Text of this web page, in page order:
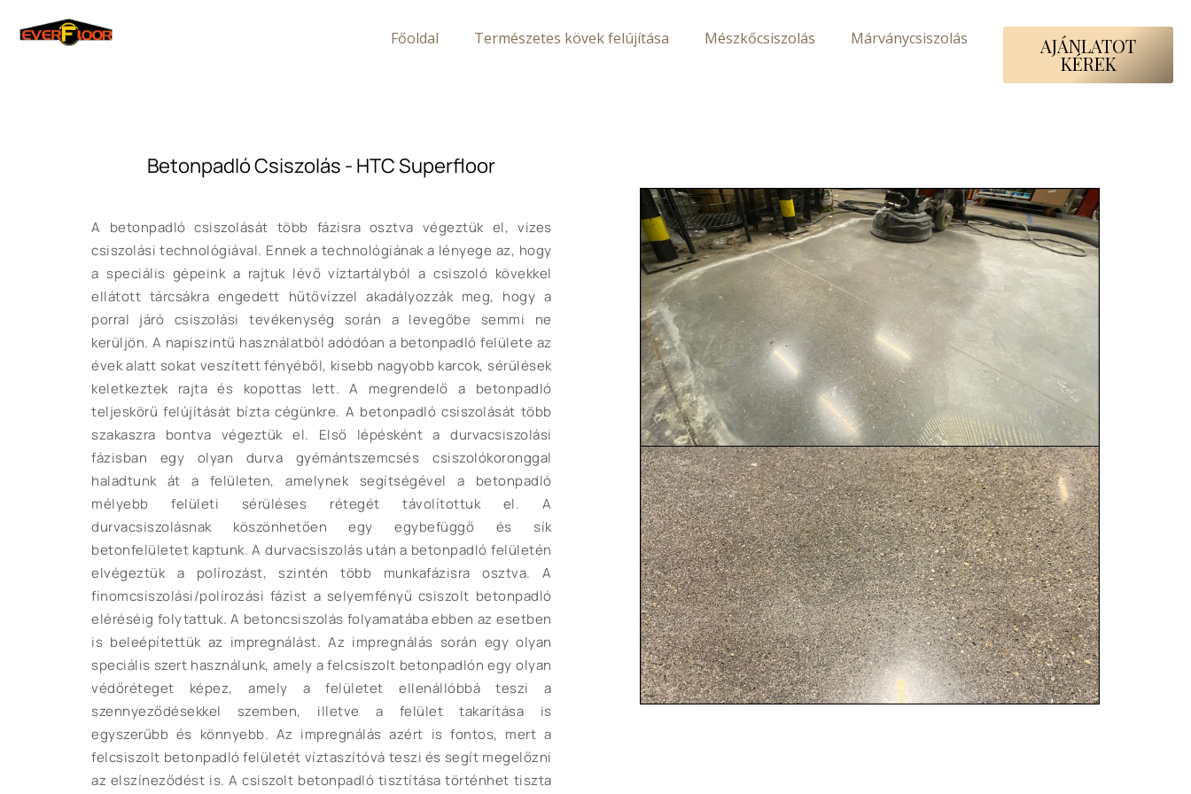
Főoldal Természetes kövek felújítása Mészkőcsiszolás Márványcsiszolás AJÁNLATOT
KÉREK
Betonpadló Csiszolás - HTC Superfloor
A betonpadló csiszolását több fázisra osztva végeztük el, vizes
csiszolási technológiával. Ennek a technológiának a lényege az, hogy
a speciális gépeink a rajtuk lévő víztartályból a csiszoló kövekkel
ellátott tárcsákra engedett hűtővízzel akadályozzák meg, hogy a
porral járó csiszolási tevékenység során a levegőbe semmi ne
kerüljön. A napiszintű használatból adódóan a betonpadló felülete az
évek alatt sokat veszített fényéből, kisebb nagyobb karcok, sérülések
keletkeztek rajta és kopottas lett. A megrendelő a betonpadló
teljeskörű felújítását bízta cégünkre. A betonpadló csiszolását több
szakaszra bontva végeztük el. Első lépésként a durvacsiszolási
fázisban egy olyan durva gyémántszemcsés csiszolókoronggal
haladtunk át a felületen, amelynek segítségével a betonpadló
mélyebb felületi sérüléses rétegét távolítottuk el. A
durvacsiszolásnak köszönhetően egy egybefüggő és sík
betonfelületet kaptunk. A durvacsiszolás után a betonpadló felületén
elvégeztük a polírozást, szintén több munkafázisra osztva. A
finomcsiszolási/polírozási fázist a selyemfényű csiszolt betonpadló
eléréséig folytattuk. A betoncsiszolás folyamatába ebben az esetben
is beleépítettük az impregnálást. Az impregnálás során egy olyan
speciális szert használunk, amely a felcsiszolt betonpadlón egy olyan
védőréteget képez, amely a felületet ellenállóbbá teszi a
szennyeződésekkel szemben, illetve a felület takarítása is
egyszerűbb és könnyebb. Az impregnálás azért is fontos, mert a
felcsiszolt betonpadló felületét víztaszítóvá teszi és segít megelőzni
az elszíneződést is. A csiszolt betonpadló tisztítása történhet tiszta